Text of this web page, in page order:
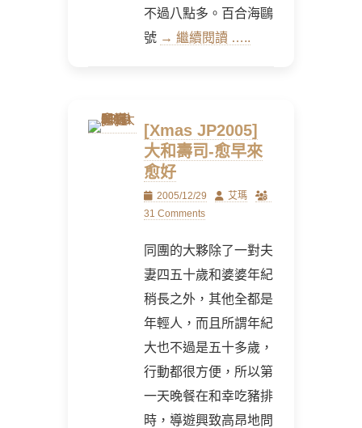
不過八點多。百合海鷗
號 → 繼續閱讀 …..
[Xmas JP2005]
大和壽司-愈早來
愈好
Posted
on
2005/12/29 Author
艾瑪
31 Comments
同團的大夥除了一對夫
妻四五十歲和婆婆年紀
稍長之外，其他全都是
年輕人，而且所謂年紀
大也不過是五十多歲，
行動都很方便，所以第
一天晚餐在和幸吃豬排
時，導遊興致高昂地問